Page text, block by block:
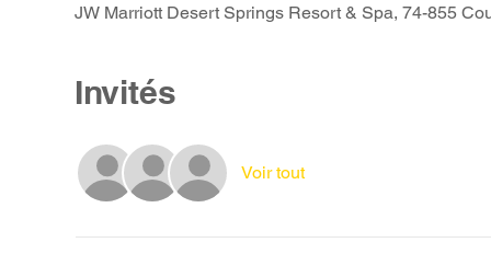
JW Marriott Desert Springs Resort & Spa, 74-855
Invités
Voir tout